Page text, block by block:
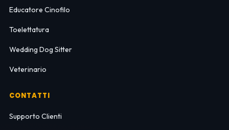
Educatore Cinofilo
Toelettatura
Wedding Dog Sitter
Veterinario
CONTATTI
Supporto Clienti